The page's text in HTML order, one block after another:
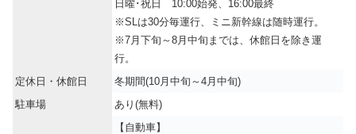
日曜･祝日 10:00始発、16:00最終
※SLは30分毎運行、ミニ新幹線は随時運行。
※7月下旬～8月中旬までは、休館日を除き運
行。
定休日・休館日
冬期間(10月中旬～4月中旬)
駐車場
あり(無料)
【自動車】